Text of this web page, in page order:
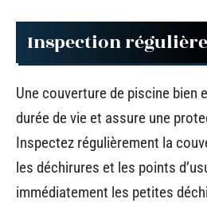
Inspection régulière
Une couverture de piscine bien
durée de vie et assure une
Inspectez régulièrement la
les déchirures et les points
immédiatement les petites